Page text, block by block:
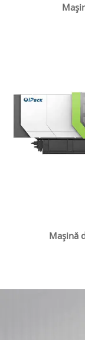
Mașină